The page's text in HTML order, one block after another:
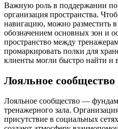
Важную роль в поддержании
организация пространства.
навигацию, можно разместить в
обозначением основных зон и
пространство между
промаркировать полки для
клиенты могли быстро найти и
Лояльное сообщество
Лояльное сообщество —
тренажерного зала.
присутствие в социальных